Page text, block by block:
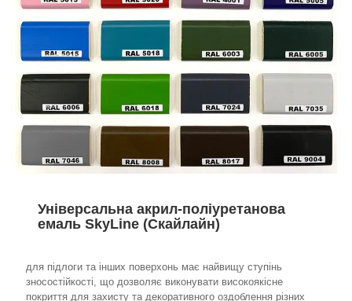
Універсальна акрил-поліуретанова
емаль SkyLine (Скайлайн)
для підлоги та інших поверхонь має найвищу ступінь
зносостійкості, що дозволяє виконувати високоякісне
покриття для захисту та декоративного оздоблення різних